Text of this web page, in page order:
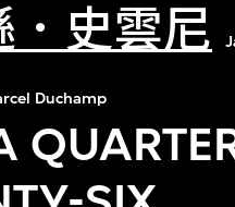
．史雲尼
Duchamp